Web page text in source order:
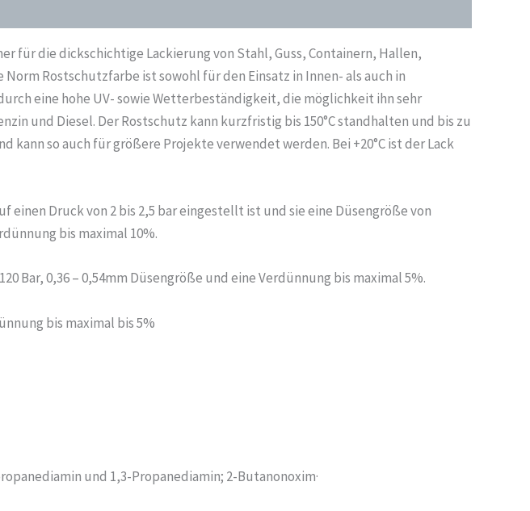
für die dickschichtige Lackierung von Stahl, Guss, Containern, Hallen,
Rostschutzfarbe ist sowohl für den Einsatz in Innen- als auch in
eine hohe UV- sowie Wetterbeständigkeit, die möglichkeit ihn sehr
und Diesel. Der Rostschutz kann kurzfristig bis 150°C standhalten und bis zu
kann so auch für größere Projekte verwendet werden. Bei +20°C ist der Lack
Druck von 2 bis 2,5 bar eingestellt ist und sie eine Düsengröße von
bis maximal 10%.
Bar, 0,36 – 0,54mm Düsengröße und eine Verdünnung bis maximal 5%.
bis maximal bis 5%
und 1,3-Propanediamin; 2-Butanonoxim·